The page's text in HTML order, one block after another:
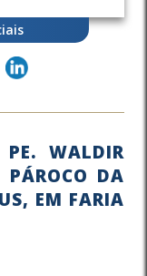
PE. WALDIR
PÁROCO DA
EM FARIA